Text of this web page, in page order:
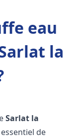
eau
la
Sarlat la
de